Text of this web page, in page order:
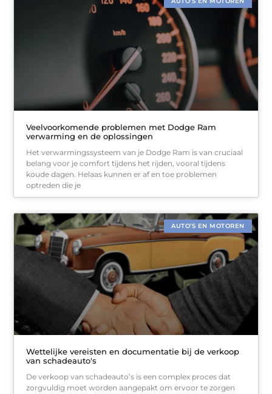
Veelvoorkomende problemen met Dodge Ram
verwarming en de oplossingen
Het verwarmingssysteem van je Dodge Ram is van cruciaal
belang voor je comfort tijdens het rijden, vooral tijdens
koude dagen. Helaas kunnen er af en toe problemen
optreden die je
AUTO’S EN MOTOREN
Wettelijke vereisten en documentatie bij de verkoop
van schadeauto's
De verkoop van schadeauto’s is een complex proces dat
zorgvuldig moet worden aangepakt om ervoor te zorgen